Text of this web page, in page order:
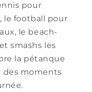
pour
le football pour
le beach-
smashs les
la pétanque
des moments